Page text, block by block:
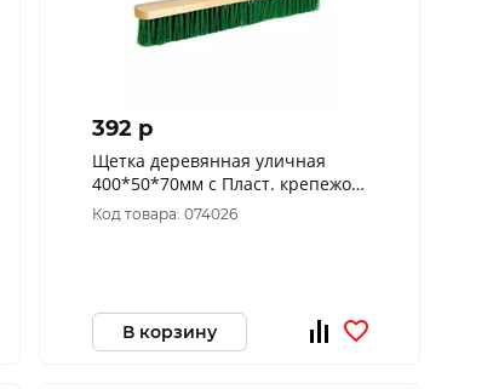
392 p
Щетка деревянная уличная
400*50*70мм с Пласт. крепежом
(42 шт/кор) арт.1058
Код товара: 074026
В корзину